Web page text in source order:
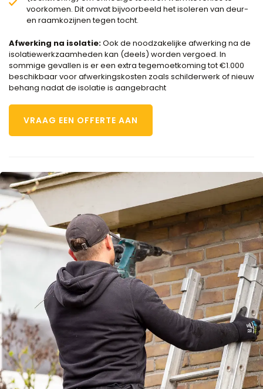
voorkomen. Dit omvat bijvoorbeeld het isoleren van deur-
en raamkozijnen tegen tocht.
Afwerking na isolatie:Ook de noodzakelijke afwerking na de
isolatiewerkzaamheden kan (deels) worden vergoed. In
sommige gevallen is er een extra tegemoetkoming tot €1.000
beschikbaar voor afwerkingskosten zoals schilderwerk of nieuw
behang nadat de isolatie is aangebracht
VRAAG EEN OFFERTE AAN